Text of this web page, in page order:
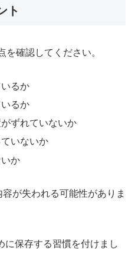
ト
確認してください。
るか
るか
ずれていないか
いないか
か
が失われる可能性がありま
に保存する習慣を付けまし